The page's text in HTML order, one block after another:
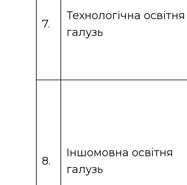
7.
Технологічна освітня
галузь
8.
Іншомовна освітня
галузь